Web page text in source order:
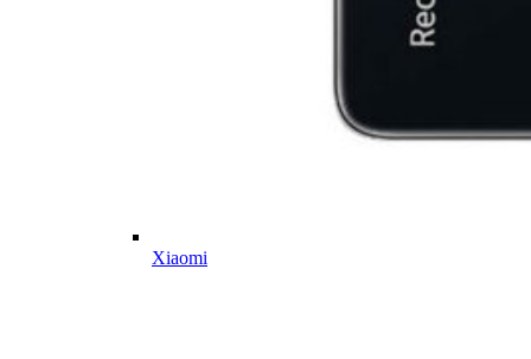
Xiaomi